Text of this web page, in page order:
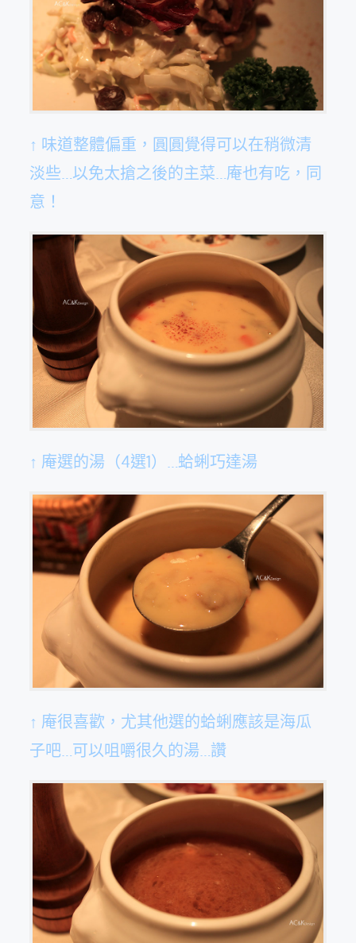
↑ 味道整體偏重，圓圓覺得可以在稍微清
淡些…以免太搶之後的主菜…庵也有吃，同
意！
↑ 庵選的湯（4選1）…蛤蜊巧達湯
↑ 庵很喜歡，尤其他選的蛤蜊應該是海瓜
子吧…可以咀嚼很久的湯…讚